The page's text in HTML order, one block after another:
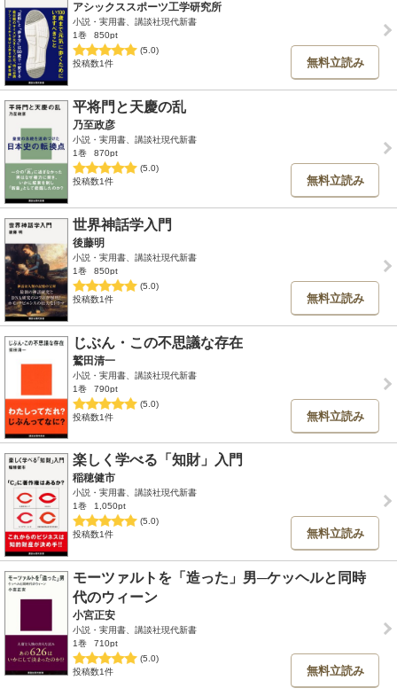
アシックススポーツ工学研究所
小説・実用書、講談社現代新書
1巻
850pt
(5.0)
投稿数1件
無料立読み
平将門と天慶の乱
乃至政彦
小説・実用書、講談社現代新書
1巻
870pt
(5.0)
投稿数1件
無料立読み
世界神話学入門
後藤明
小説・実用書、講談社現代新書
1巻
850pt
(5.0)
投稿数1件
無料立読み
じぶん・この不思議な存在
鷲田清一
小説・実用書、講談社現代新書
1巻
790pt
(5.0)
投稿数1件
無料立読み
楽しく学べる「知財」入門
稲穂健市
小説・実用書、講談社現代新書
1巻
1,050pt
(5.0)
投稿数1件
無料立読み
モーツァルトを「造った」男─ケッヘルと同時
代のウィーン
小宮正安
小説・実用書、講談社現代新書
1巻
710pt
(5.0)
投稿数1件
無料立読み